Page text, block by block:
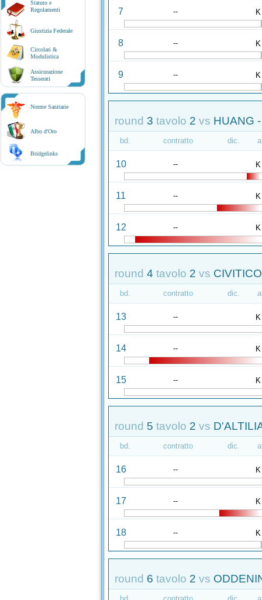
Statuto e
Regolamenti
Giustizia Federale
Circolari &
Modulistica
Assicurazione
Tesserati
Norme Sanitarie
Albo d'Oro
Bridgelinks
7 -- K
8 -- K
9 -- K
round 3 tavolo 2 vs HUANG
bd. contratto dic.
10 -- K
11 -- K
12 -- K
round 4 tavolo 2 vs
bd. contratto dic.
13 -- K
14 -- K
15 -- K
round 5 tavolo 2 vs
bd. contratto dic.
16 -- K
17 -- K
18 -- K
round 6 tavolo 2 vs